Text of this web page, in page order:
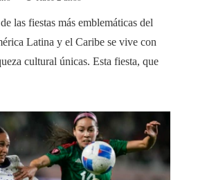
las fiestas más emblemáticas del
Latina y el Caribe se vive con
cultural únicas. Esta fiesta, que